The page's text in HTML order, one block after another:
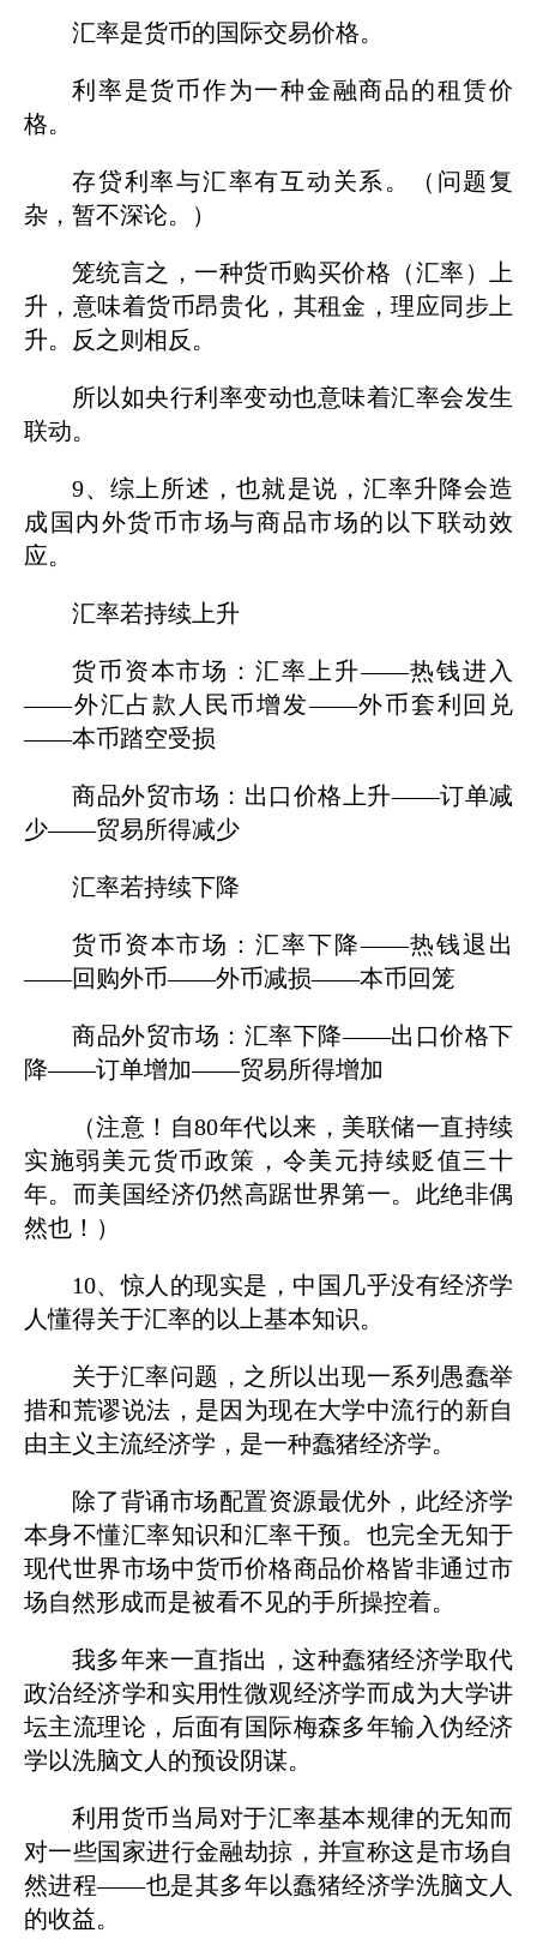
汇率是货币的国际交易价格。
利率是货币作为一种金融商品的租赁价
格。
存贷利率与汇率有互动关系。（问题复
杂，暂不深论。）
笼统言之，一种货币购买价格（汇率）上
升，意味着货币昂贵化，其租金，理应同步上
升。反之则相反。
所以如央行利率变动也意味着汇率会发生
联动。
9、综上所述，也就是说，汇率升降会造
成国内外货币市场与商品市场的以下联动效
应。
汇率若持续上升
货币资本市场：汇率上升——热钱进入
——外汇占款人民币增发——外币套利回兑
——本币踏空受损
商品外贸市场：出口价格上升——订单减
少——贸易所得减少
汇率若持续下降
货币资本市场：汇率下降——热钱退出
——回购外币——外币减损——本币回笼
商品外贸市场：汇率下降——出口价格下
降——订单增加——贸易所得增加
（注意！自80年代以来，美联储一直持续
实施弱美元货币政策，令美元持续贬值三十
年。而美国经济仍然高踞世界第一。此绝非偶
然也！）
10、惊人的现实是，中国几乎没有经济学
人懂得关于汇率的以上基本知识。
关于汇率问题，之所以出现一系列愚蠢举
措和荒谬说法，是因为现在大学中流行的新自
由主义主流经济学，是一种蠢猪经济学。
除了背诵市场配置资源最优外，此经济学
本身不懂汇率知识和汇率干预。也完全无知于
现代世界市场中货币价格商品价格皆非通过市
场自然形成而是被看不见的手所操控着。
我多年来一直指出，这种蠢猪经济学取代
政治经济学和实用性微观经济学而成为大学讲
坛主流理论，后面有国际梅森多年输入伪经济
学以洗脑文人的预设阴谋。
利用货币当局对于汇率基本规律的无知而
对一些国家进行金融劫掠，并宣称这是市场自
然进程——也是其多年以蠢猪经济学洗脑文人
的收益。